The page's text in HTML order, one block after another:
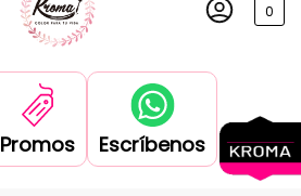
0
Promos Escríbenos